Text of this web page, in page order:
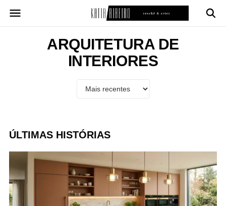
para
ARQUITETURA DE
INTERIORES
ÚLTIMAS HISTÓRIAS